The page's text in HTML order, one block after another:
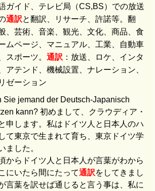
ガイド、テレビ局（CS,BS）での放送
通訳と翻訳、リサーチ、許諾等。翻
、芸術、音楽、観光、文化、商品、食
ムページ、マニュアル、工業、自動車
スポーツ。 通訳 ：放送、ロケ、インタ
アテンド、機械設置、ナレーション、
ゼーション
Sie jemand der Deutsch-Japanisch
kann? 初めまして、クラウディア・
申します。私はドイツ人と日本人のハ
て東京で生まれて育ち、東京ドイツ学
ました。
からドイツ人と日本人が言葉がわから
にいたら間にたって通訳をしてきまし
言葉を訳せば通じると言う事は、私に